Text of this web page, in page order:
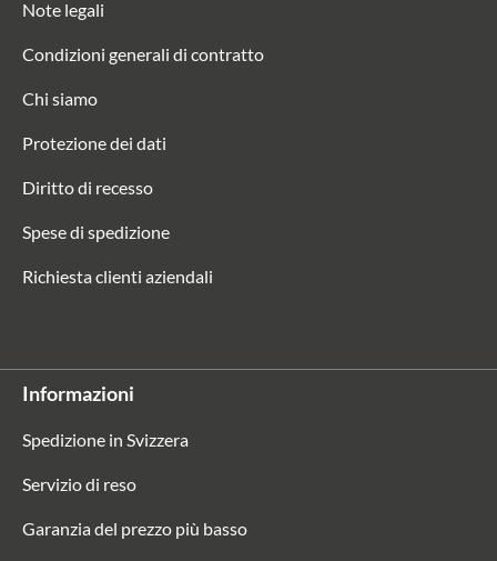
Note legali
Condizioni generali di contratto
Chi siamo
Protezione dei dati
Diritto di recesso
Spese di spedizione
Richiesta clienti aziendali
Informazioni
Spedizione in Svizzera
Servizio di reso
Garanzia del prezzo più basso